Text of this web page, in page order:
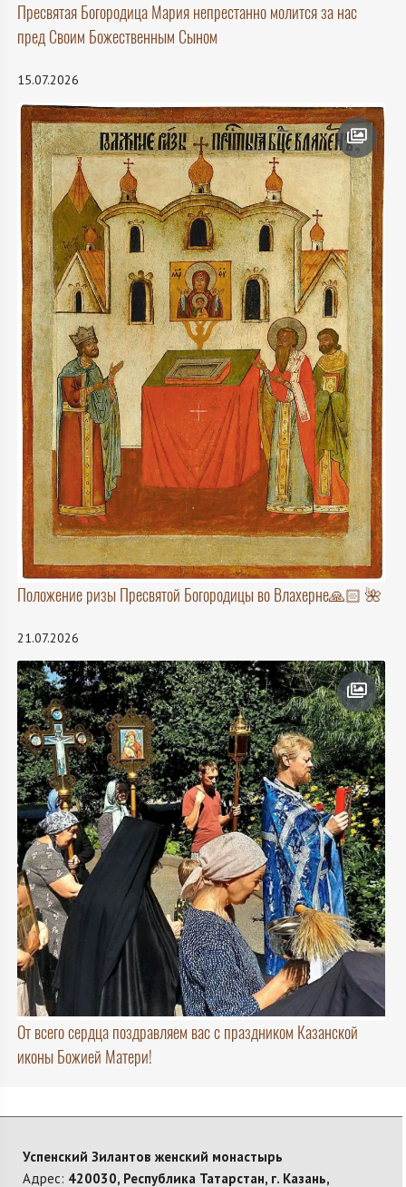
Пресвятая Богородица Мария непрестанно молится за нас
пред Своим Божественным Сыном
15.07.2026
Положение ризы Пресвятой Богородицы во Влахерне🙏🏻 🌺
21.07.2026
От всего сердца поздравляем вас с праздником Казанской
иконы Божией Матери!
Успенский Зилантов женский монастырь
Адрес: 420030, Республика Татарстан, г. Казань,